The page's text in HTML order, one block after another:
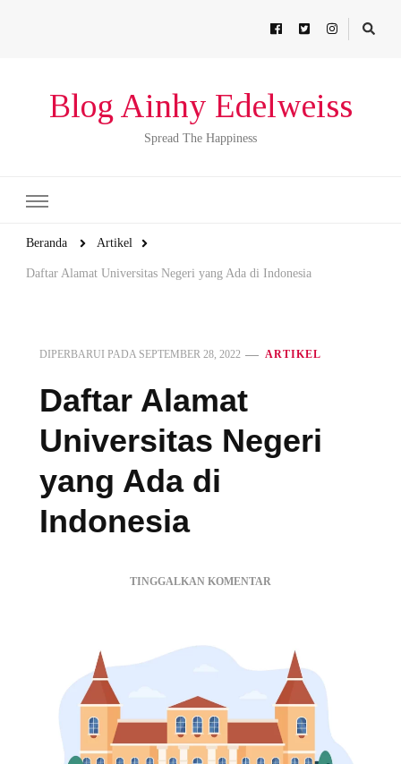
Blog Ainhy Edelweiss
Spread The Happiness
Beranda Artikel
Daftar Alamat Universitas Negeri yang Ada di Indonesia
DIPERBARUI PADA SEPTEMBER 28, 2022 ARTIKEL
Daftar Alamat
Universitas Negeri
yang Ada di
Indonesia
TINGGALKAN KOMENTAR
NEGERI
YANG
ADA
INDONESIA